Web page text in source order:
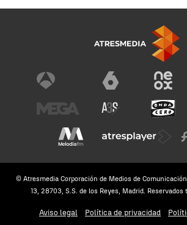
© Atresmedia Corporación de Medios de
13, 28703, S.S. de los Reyes, Madrid. Reservados
Aviso legal Política de privacidad